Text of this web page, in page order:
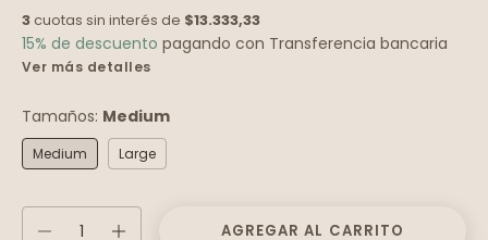
3 cuotas sin interés de $13.333,33
15% de descuento pagando con Transferencia bancaria
Ver más detalles
Tamaños: Medium
Medium Large